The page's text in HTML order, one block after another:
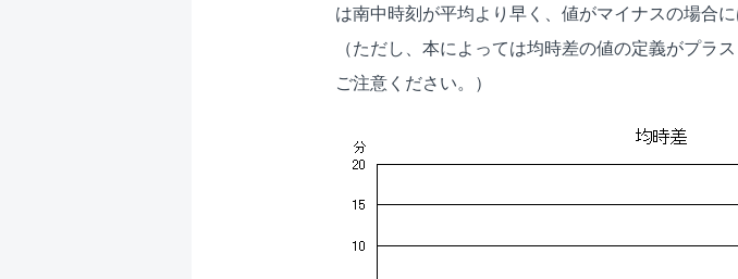
は南中時刻が平均より早く、値がマイナスの場合
（ただし、本によっては均時差の値の定義がプラ
ご注意ください。）